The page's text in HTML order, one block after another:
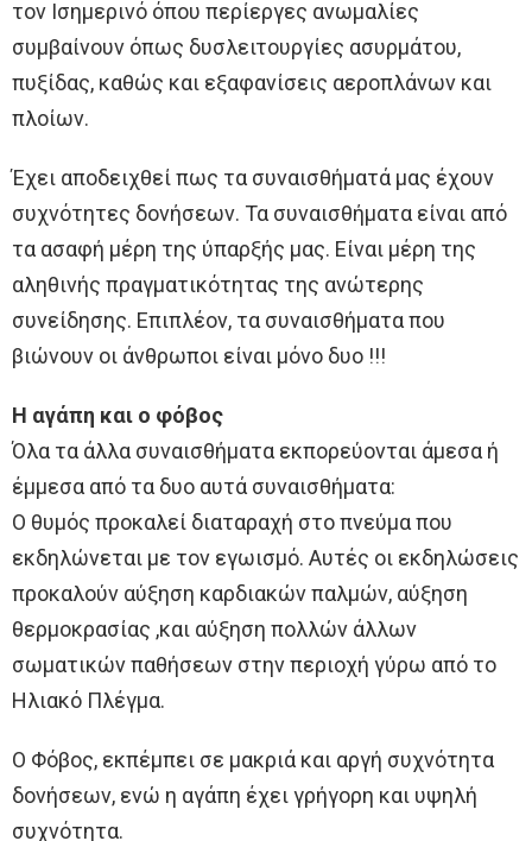
τον Ισημερινό όπου περίεργες ανωμαλίες
συμβαίνουν όπως δυσλειτουργίες ασυρμάτου,
πυξίδας, καθώς και εξαφανίσεις αεροπλάνων και
πλοίων.
Έχει αποδειχθεί πως τα συναισθήματά μας έχουν
συχνότητες δονήσεων. Τα συναισθήματα είναι από
τα ασαφή μέρη της ύπαρξής μας. Είναι μέρη της
αληθινής πραγματικότητας της ανώτερης
συνείδησης. Επιπλέον, τα συναισθήματα που
βιώνουν οι άνθρωποι είναι μόνο δυο !!!
Η αγάπη και ο φόβος
Όλα τα άλλα συναισθήματα εκπορεύονται άμεσα ή
έμμεσα από τα δυο αυτά συναισθήματα:
Ο θυμός προκαλεί διαταραχή στο πνεύμα που
εκδηλώνεται με τον εγωισμό. Αυτές οι εκδηλώσεις
προκαλούν αύξηση καρδιακών παλμών, αύξηση
θερμοκρασίας ,και αύξηση πολλών άλλων
σωματικών παθήσεων στην περιοχή γύρω από το
Ηλιακό Πλέγμα.
Ο Φόβος, εκπέμπει σε μακριά και αργή συχνότητα
δονήσεων, ενώ η αγάπη έχει γρήγορη και υψηλή
συχνότητα.